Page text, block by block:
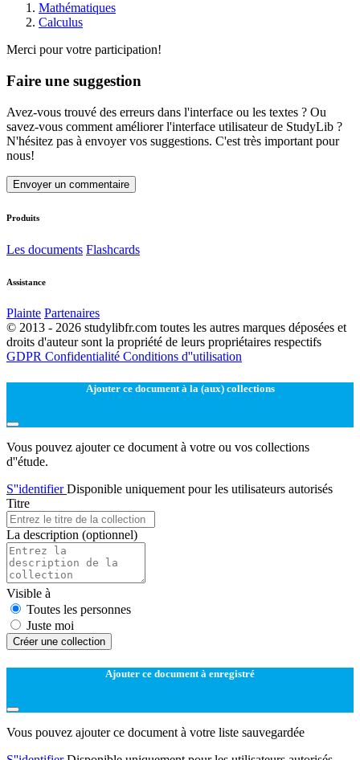
Mathématiques
Calculus
Merci pour votre participation!
Faire une suggestion
Avez-vous trouvé des erreurs dans l'interface ou les textes ? Ou
savez-vous comment améliorer l'interface utilisateur de StudyLib ?
N'hésitez pas à envoyer vos suggestions. C'est très important pour
nous!
Envoyer un commentaire
Produits
Les documents Flashcards
Assistance
Plainte Partenaires
© 2013 - 2026 studylibfr.com toutes les autres marques déposées et
droits d'auteur sont la propriété de leurs propriétaires respectifs
GDPR Confidentialité Conditions d''utilisation
Ajouter ce document à la (aux) collections
Vous pouvez ajouter ce document à votre ou vos collections
d''étude.
S''identifierDisponible uniquement pour les utilisateurs autorisés
Titre
La description (optionnel)
Visible à
Toutes les personnes
Juste moi
Créer une collection
Ajouter ce document à enregistré
Vous pouvez ajouter ce document à votre liste sauvegardée